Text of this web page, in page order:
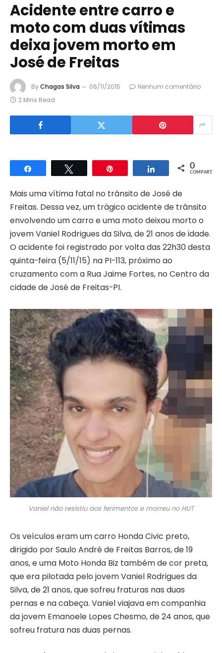
Acidente entre carro e
moto com duas vítimas
deixa jovem morto em
José de Freitas
ByChagas Silva 06/11/2015
Nenhum comentário
2 Mins Read
Compartilhar Compartilhar
0
COMPART.
Mais uma vítima fatal no trânsito de José de
Freitas. Dessa vez, um trágico acidente de trânsito
envolvendo um carro e uma moto deixou morto o
jovem Vaniel Rodrigues da Silva, de 21 anos de idade.
O acidente foi registrado por volta das 22h30 desta
quinta-feira (5/11/15) na PI-113, próximo ao
cruzamento com a Rua Jaime Fortes, no Centro da
cidade de José de Freitas-PI.
Vaniel não resistiu aos ferimentos e morreu no HUT
Os veículos eram um carro Honda Civic preto,
dirigido por Saulo André de Freitas Barros, de 19
anos, e uma Moto Honda Biz também de cor preta,
que era pilotada pelo jovem Vaniel Rodrigues da
Silva, de 21 anos, que sofreu fraturas nas duas
pernas e na cabeça. Vaniel viajava em companhia
da jovem Emanoele Lopes Chesmo, de 24 anos, que
sofreu fratura nas duas pernas.